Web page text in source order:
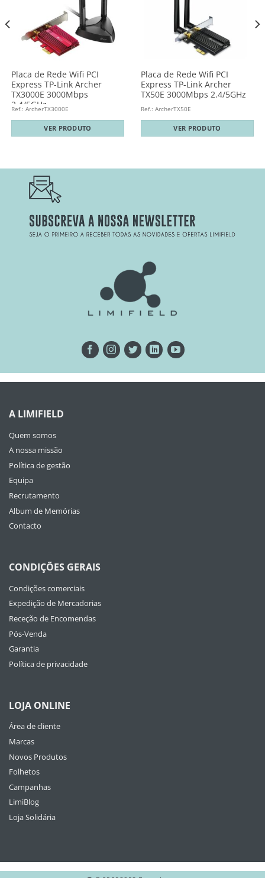
Placa de Rede Wifi PCI
Express TP-Link Archer
TX3000E 3000Mbps
2.4/5GHz
Ref.: ArcherTX3000E
VER PRODUTO
Placa de Rede Wifi PCI
Express TP-Link Archer
TX50E 3000Mbps 2.4/5GHz
Ref.: ArcherTX50E
VER PRODUTO
A LIMIFIELD
Quem somos
A nossa missão
Política de gestão
Equipa
Recrutamento
Album de Memórias
Contacto
CONDIÇÕES GERAIS
Condições comerciais
Expedição de Mercadorias
Receção de Encomendas
Pós-Venda
Garantia
Política de privacidade
LOJA ONLINE
Área de cliente
Marcas
Novos Produtos
Folhetos
Campanhas
LimiBlog
Loja Solidária